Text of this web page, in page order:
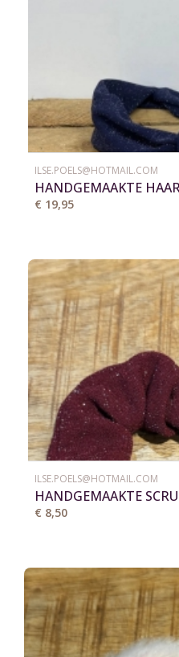
ILSE.POELS@HOTMAIL.COM
HANDGEMAAKTE
DONKERBLAUW
€ 19,95
ILSE.POELS@HOTMAIL.COM
HANDGEMAAKTE
€ 8,50